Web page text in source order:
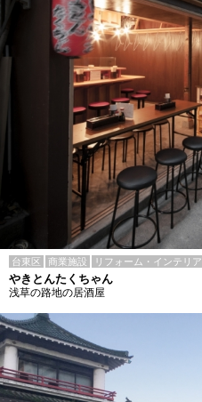
台東区 商業施設 リフォーム・インテリア
やきとんたくちゃん
浅草の路地の居酒屋